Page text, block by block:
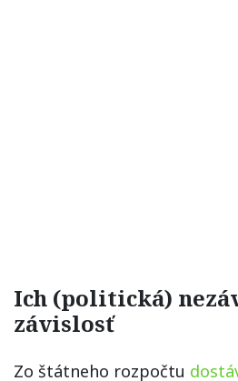
Ich (politická)
závislosť
Zo štátneho rozpočtu